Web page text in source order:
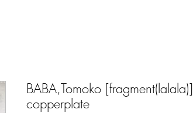
BABA,Tomoko [fragment(lalala)]
copperplate